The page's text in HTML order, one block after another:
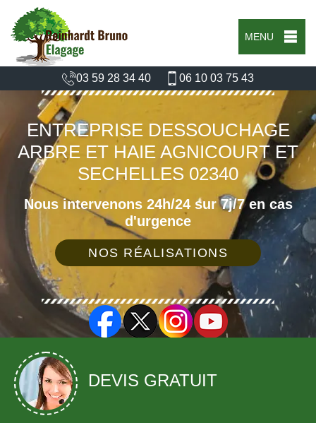
MENU
03 59 28 34 40 06 10 03 75 43
ENTREPRISE DESSOUCHAGE
ARBRE ET HAIE AGNICOURT ET
SECHELLES 02340
Nous intervenons 24h/24 sur 7j/7 en cas
d'urgence
NOS RÉALISATIONS
DEVIS GRATUIT